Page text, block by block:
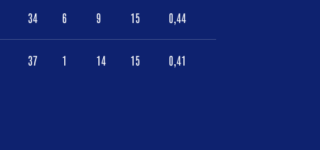
34 6 9 15 0,44
37 1 14 15 0,41